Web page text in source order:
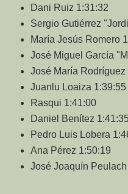
Dani Ruiz 1:31:32
Sergio Gutiérrez
María Jesús Romero
José Miguel García
José María Rodríguez
Juanlu Loaiza 1:39:55
Rasqui 1:41:00
Daniel Benítez
Pedro Luis Lobera
Ana Pérez 1:50:19
José Joaquín